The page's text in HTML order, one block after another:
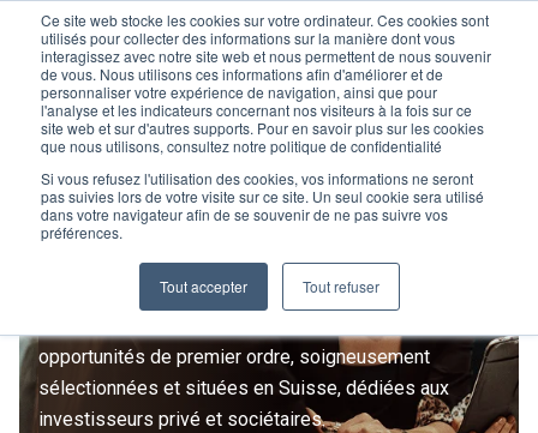
Ce site web stocke les cookies sur votre ordinateur. Ces cookies sont
utilisés pour collecter des informations sur la manière dont vous
interagissez avec notre site web et nous permettent de nous souvenir
de vous. Nous utilisons ces informations afin d'améliorer et de
personnaliser votre expérience de navigation, ainsi que pour
l'analyse et les indicateurs concernant nos visiteurs à la fois sur ce
site web et sur d'autres supports. Pour en savoir plus sur les cookies
que nous utilisons, consultez notre politique de confidentialité
Si vous refusez l'utilisation des cookies, vos informations ne seront
pas suivies lors de votre visite sur ce site. Un seul cookie sera utilisé
dans votre navigateur afin de se souvenir de ne pas suivre vos
préférences.
Tout accepter Tout refuser
L’IMMOBILIER
D’INVESTISSEMENT ENTRE
DANS UNE NOUVELLE ÈRE
Rejoignez le premier club privé d'investissement
opportunités de premier ordre, soigneusement
sélectionnées et situées en Suisse, dédiées aux
investisseurs privé et sociétaires.